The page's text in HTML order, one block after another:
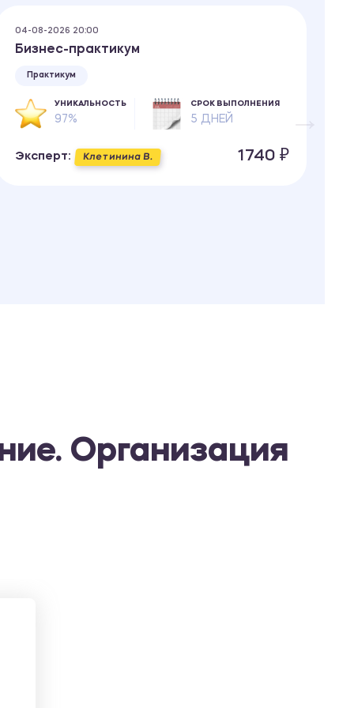
04-08-2026 20:00
Бизнес-практикум
Практикум
УНИКАЛЬНОСТЬ
97%
СРОК ВЫПОЛНЕНИЯ
5 ДНЕЙ
Эксперт: Клетинина В. 1740 ₽
Организация